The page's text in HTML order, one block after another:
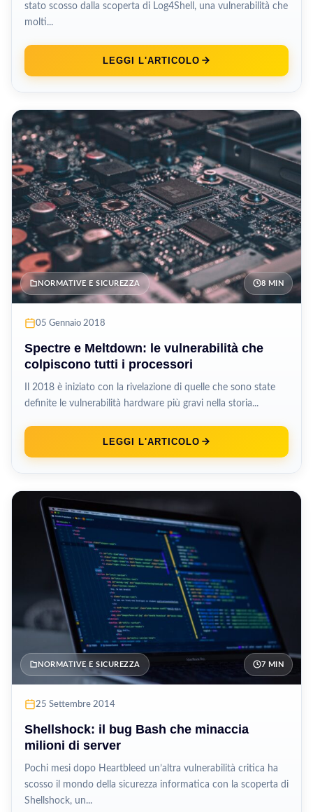
stato scosso dalla scoperta di Log4Shell, una vulnerabilità che
molti...
LEGGI L'ARTICOLO
NORMATIVE E SICUREZZA 8 MIN
05 Gennaio 2018
Spectre e Meltdown: le vulnerabilità che
colpiscono tutti i processori
Il 2018 è iniziato con la rivelazione di quelle che sono state
definite le vulnerabilità hardware più gravi nella storia...
LEGGI L'ARTICOLO
NORMATIVE E SICUREZZA 7 MIN
25 Settembre 2014
Shellshock: il bug Bash che minaccia
milioni di server
Pochi mesi dopo Heartbleed un’altra vulnerabilità critica ha
scosso il mondo della sicurezza informatica con la scoperta di
Shellshock, un...